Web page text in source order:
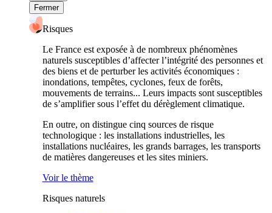
Fermer
Risques
Le France est exposée à de nombreux phénomènes
naturels susceptibles d’affecter l’intégrité des personnes et
des biens et de perturber les activités économiques :
inondations, tempêtes, cyclones, feux de forêts,
mouvements de terrains... Leurs impacts sont susceptibles
de s’amplifier sous l’effet du dérèglement climatique.
En outre, on distingue cinq sources de risque
technologique : les installations industrielles, les
installations nucléaires, les grands barrages, les transports
de matières dangereuses et les sites miniers.
Voir le thème
Risques naturels